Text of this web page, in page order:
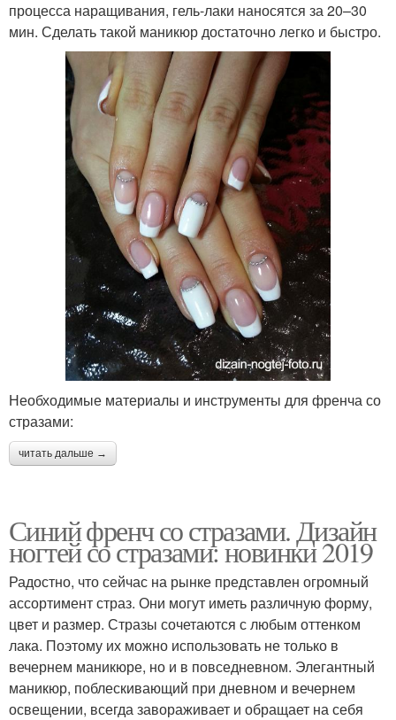
процесса наращивания, гель-лаки наносятся за 20–30
мин. Сделать такой маникюр достаточно легко и быстро.
Необходимые материалы и инструменты для френча со
стразами:
читать дальше →
Синий френч со стразами. Дизайн
ногтей со стразами: новинки 2019
Радостно, что сейчас на рынке представлен огромный
ассортимент страз. Они могут иметь различную форму,
цвет и размер. Стразы сочетаются с любым оттенком
лака. Поэтому их можно использовать не только в
вечернем маникюре, но и в повседневном. Элегантный
маникюр, поблескивающий при дневном и вечернем
освещении, всегда завораживает и обращает на себя